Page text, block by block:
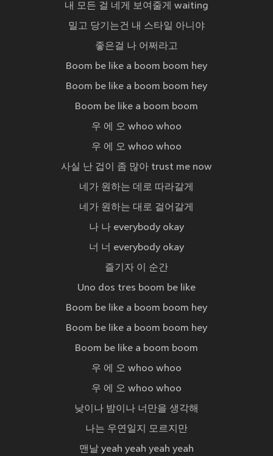
내 모든 걸 네게 보여줄게 waiting
밀고 당기는건 내 스타일 아니야
좋은걸 나 어쩌라고
Boom be like a boom boom hey
Boom be like a boom boom hey
Boom be like a boom boom
우 에 오 whoo whoo
우 에 오 whoo whoo
사실 난 겁이 좀 많아 trust me now
네가 원하는 데로 따라갈게
네가 원하는 대로 걸어갈게
나 나 everybody okay
너 너 everybody okay
즐기자 이 순간
Uno dos tres boom be like
Boom be like a boom boom hey
Boom be like a boom boom hey
Boom be like a boom boom
우 에 오 whoo whoo
우 에 오 whoo whoo
낮이나 밤이나 너만을 생각해
나는 우연일지 모르지만
맨날 yeah yeah yeah yeah